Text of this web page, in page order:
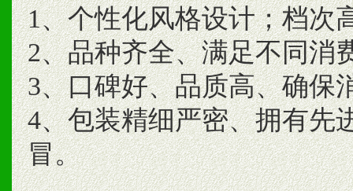
1、个性化风格设计；档次
2、品种齐全、满足不同消
3、口碑好、品质高、确保
4、包装精细严密、拥有先
冒。